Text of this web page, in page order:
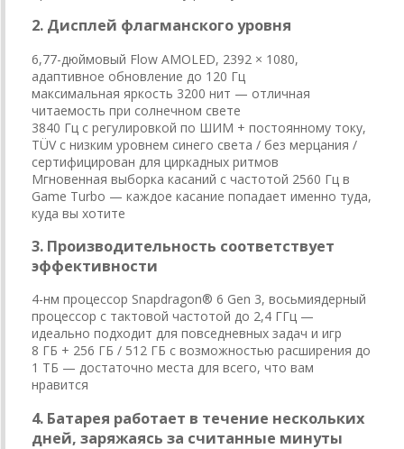
2. Дисплей флагманского уровня
6,77-дюймовый Flow AMOLED, 2392 × 1080,
адаптивное обновление до 120 Гц
максимальная яркость 3200 нит — отличная
читаемость при солнечном свете
3840 Гц с регулировкой по ШИМ + постоянному току,
TÜV с низким уровнем синего света / без мерцания /
сертифицирован для циркадных ритмов
Мгновенная выборка касаний с частотой 2560 Гц в
Game Turbo — каждое касание попадает именно туда,
куда вы хотите
3. Производительность соответствует
эффективности
4-нм процессор Snapdragon® 6 Gen 3, восьмиядерный
процессор с тактовой частотой до 2,4 ГГц —
идеально подходит для повседневных задач и игр
8 ГБ + 256 ГБ / 512 ГБ с возможностью расширения до
1 ТБ — достаточно места для всего, что вам
нравится
4. Батарея работает в течение нескольких
дней, заряжаясь за считанные минуты